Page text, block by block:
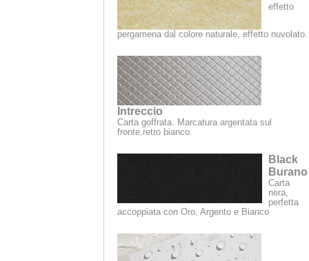
effetto
pergamena dal colore naturale, effetto nuvolato.
Intreccio
Carta goffrata. Marcatura argentata sul
fronte,retro bianco.
Black
Burano
Carta
nera,
perfetta
accoppiata con Oro, Argento e Bianco